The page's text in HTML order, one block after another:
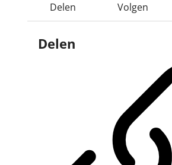
Delen Volgen
Delen